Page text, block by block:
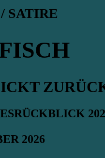
SATIRE
2026